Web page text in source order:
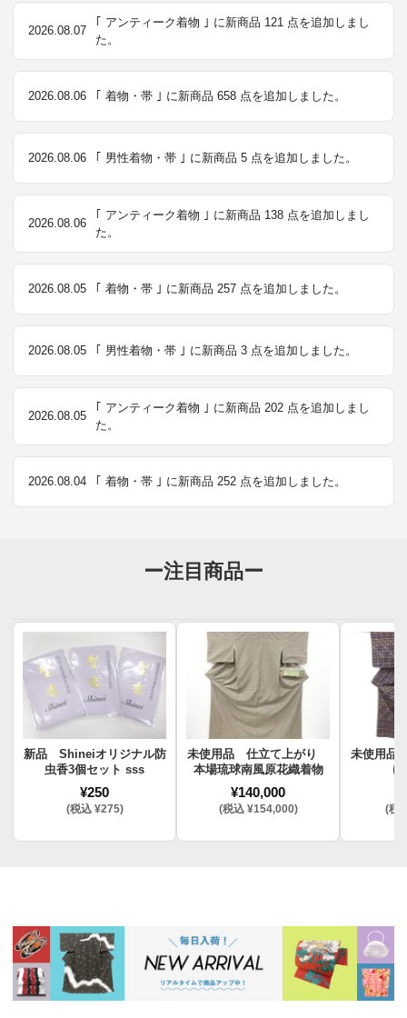
2026.08.07
｢ アンティーク着物 ｣ に新商品 121 点を追加しまし
た。
2026.08.06 ｢ 着物・帯 ｣ に新商品 658 点を追加しました。
2026.08.06 ｢ 男性着物・帯 ｣ に新商品 5 点を追加しました。
2026.08.06
｢ アンティーク着物 ｣ に新商品 138 点を追加しまし
た。
2026.08.05 ｢ 着物・帯 ｣ に新商品 257 点を追加しました。
2026.08.05 ｢ 男性着物・帯 ｣ に新商品 3 点を追加しました。
2026.08.05
｢ アンティーク着物 ｣ に新商品 202 点を追加しまし
た。
2026.08.04 ｢ 着物・帯 ｣ に新商品 252 点を追加しました。
ー注目商品ー
新品 Shineiオリジナル防
虫香3個セット sss
¥250
(税込 ¥275)
未使用品 仕立て上がり
本場琉球南風原花織着物
¥140,000
(税込 ¥154,000)
未使用品
(税